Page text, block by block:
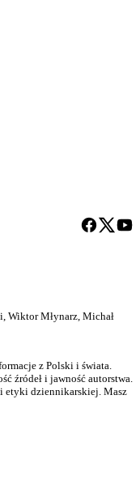
Wiktor Młynarz, Michał
z Polski i świata.
źródeł i jawność autorstwa.
etyki dziennikarskiej. Masz